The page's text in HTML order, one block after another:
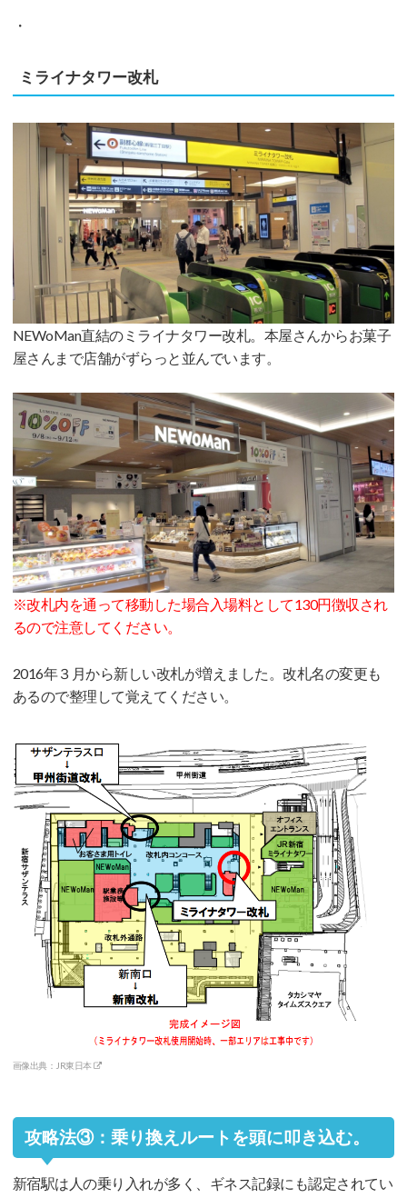
・
ミライナタワー改札
NEWoMan直結のミライナタワー改札。本屋さんからお菓子
屋さんまで店舗がずらっと並んでいます。
※改札内を通って移動した場合入場料として130円徴収され
るので注意してください。
2016年３月から新しい改札が増えました。改札名の変更も
あるので整理して覚えてください。
画像出典：JR東日本
攻略法③：乗り換えルートを頭に叩き込む。
新宿駅は人の乗り入れが多く、ギネス記録にも認定されてい